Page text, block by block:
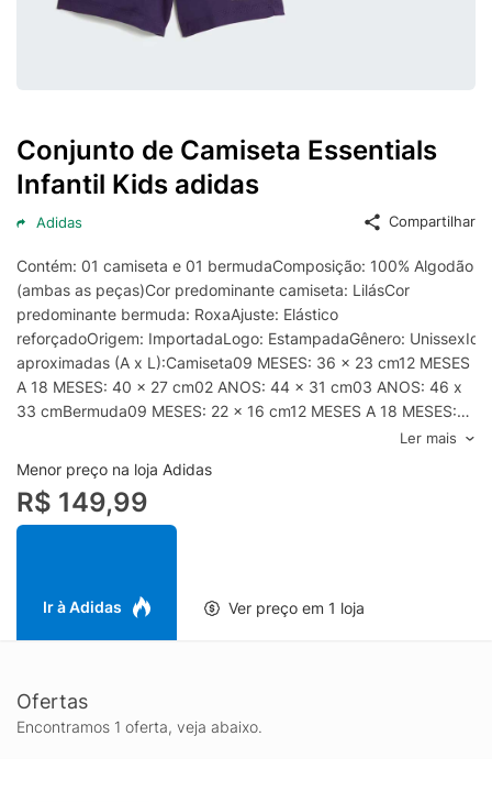
Conjunto de Camiseta Essentials
Infantil Kids adidas
Adidas Compartilhar
Contém: 01 camiseta e 01 bermudaComposição: 100% Algodão
(ambas as peças)Cor predominante camiseta: LilásCor
predominante bermuda: RoxaAjuste: Elástico
reforçadoOrigem: ImportadaLogo: EstampadaGênero:
aproximadas (A x L):Camiseta09 MESES: 36 x 23 cm12 MESES
A 18 MESES: 40 x 27 cm02 ANOS: 44 x 31 cm03 ANOS: 46 x
33 cmBermuda09 MESES: 22 x 16 cm12 MESES A 18 MESES:
26 x 20 cm02 ANOS: 30 x 24 cm03 ANOS: 32 x 26 cmLer mais
Menor preço na loja Adidas
R$ 149,99
Ir à Adidas Ver preço em 1 loja
Ofertas
Encontramos 1 oferta, veja abaixo.